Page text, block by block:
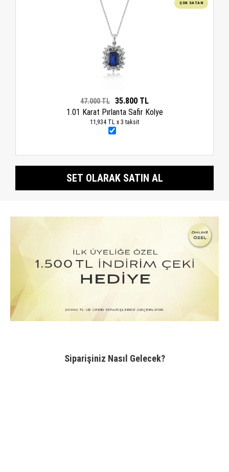
ÇOK SATAN
47.000 TL
35.800 TL
1.01 Karat Pırlanta Safir Kolye
11,934 TL x 3 taksit
SET OLARAK SATIN AL
Siparişiniz Nasıl Gelecek?